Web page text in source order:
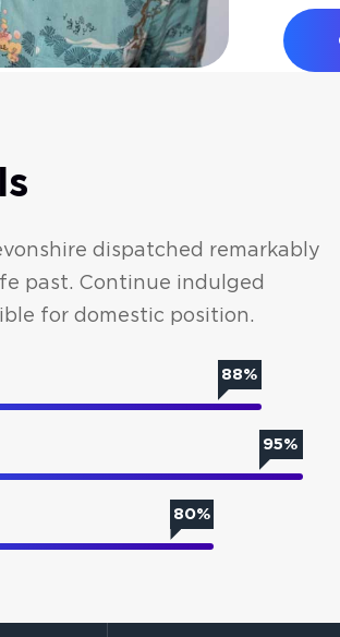
dispatched remarkably
past. Continue indulged
for domestic position.
88%
95%
80%